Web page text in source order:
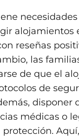
necesidades
alojamientos
reseñas
las
de que el
de
disponer
médicas o